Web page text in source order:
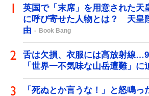
英国で「末席」を用意された天
に呼び寄せた人物とは？ 天皇
由
Book Bang
舌は欠損、衣服には高放射線
「世界一不気味な山岳遭難」に
「死ぬとか言うな！」と怒鳴